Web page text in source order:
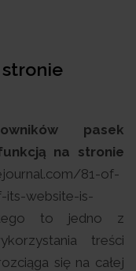
stronie
pasek
na stronie
81-of-
its-website-is-
to jedno z
treści
się na całej